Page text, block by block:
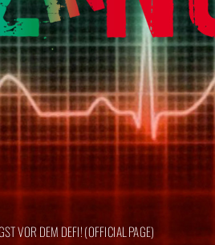
VOR DEM DEFI! (OFFICIAL PAGE)